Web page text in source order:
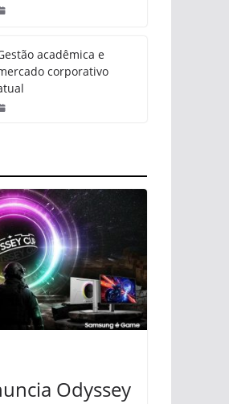
acadêmica e
corporativo
Odyssey